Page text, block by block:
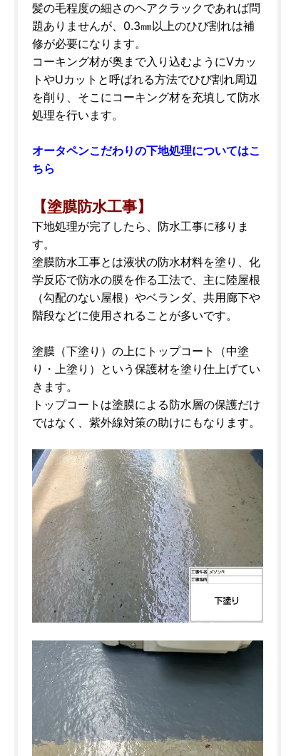
髪の毛程度の細さのヘアクラックであれば問
題ありませんが、0.3㎜以上のひび割れは補
修が必要になります。
コーキング材が奥まで入り込むようにVカッ
トやUカットと呼ばれる方法でひび割れ周辺
を削り、そこにコーキング材を充填して防水
処理を行います。
オータペンこだわりの下地処理についてはこ
ちら
【塗膜防水工事】
下地処理が完了したら、防水工事に移りま
す。
塗膜防水工事とは液状の防水材料を塗り、化
学反応で防水の膜を作る工法で、主に陸屋根
（勾配のない屋根）やベランダ、共用廊下や
階段などに使用されることが多いです。
塗膜（下塗り）の上にトップコート（中塗
り・上塗り）という保護材を塗り仕上げてい
きます。
トップコートは塗膜による防水層の保護だけ
ではなく、紫外線対策の助けにもなります。